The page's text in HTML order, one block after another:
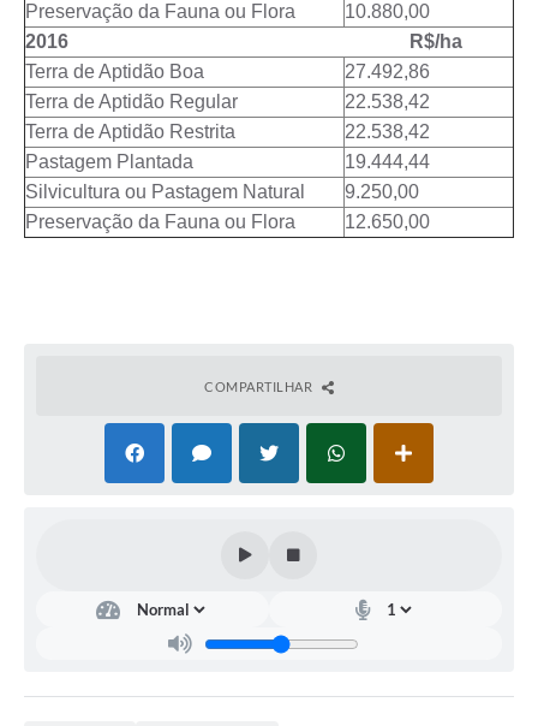
Preservação da Fauna ou Flora
10.880,00
2016 R$/ha
Terra de Aptidão Boa
27.492,86
Terra de Aptidão Regular
22.538,42
Terra de Aptidão Restrita
22.538,42
Pastagem Plantada
19.444,44
Silvicultura ou Pastagem Natural
9.250,00
Preservação da Fauna ou Flora
12.650,00
COMPARTILHAR